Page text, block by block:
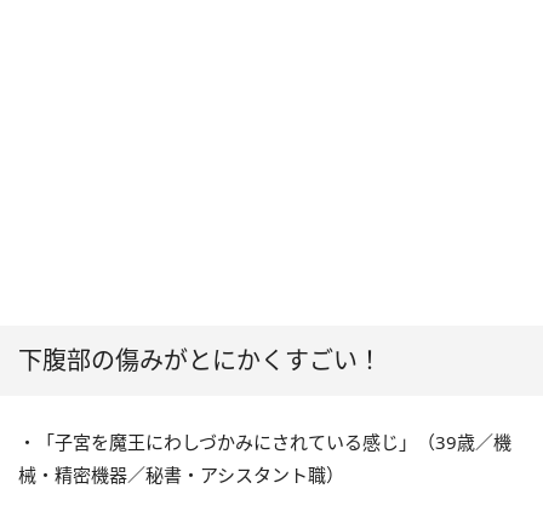
下腹部の傷みがとにかくすごい！
・「子宮を魔王にわしづかみにされている感じ」（39歳／機
械・精密機器／秘書・アシスタント職）